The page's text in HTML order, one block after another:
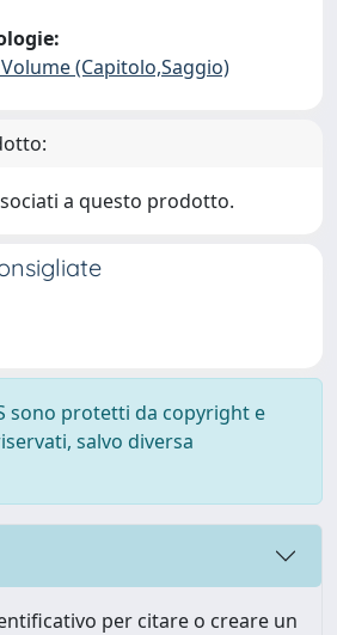
(Capitolo,Saggio)
a questo prodotto.
sono protetti da copyright e
salvo diversa
per citare o creare un